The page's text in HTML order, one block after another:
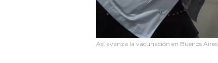
Así avanza la vacunación en Buenos Aires.